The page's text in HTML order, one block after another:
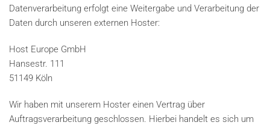
Datenverarbeitung erfolgt eine Weitergabe und Verarbeitung der
Daten durch unseren externen Hoster:
Host Europe GmbH
Hansestr. 111
51149 Köln
Wir haben mit unserem Hoster einen Vertrag über
Auftragsverarbeitung geschlossen. Hierbei handelt es sich um